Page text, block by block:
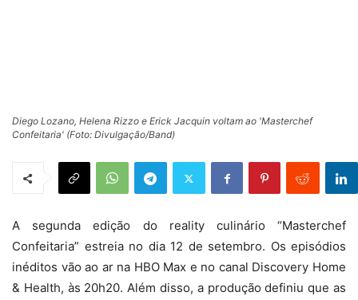
Diego Lozano, Helena Rizzo e Erick Jacquin voltam ao 'Masterchef
Confeitaria' (Foto: Divulgação/Band)
A segunda edição do reality culinário “Masterchef
Confeitaria” estreia no dia 12 de setembro. Os episódios
inéditos vão ao ar na HBO Max e no canal Discovery Home
& Health, às 20h20. Além disso, a produção definiu que as